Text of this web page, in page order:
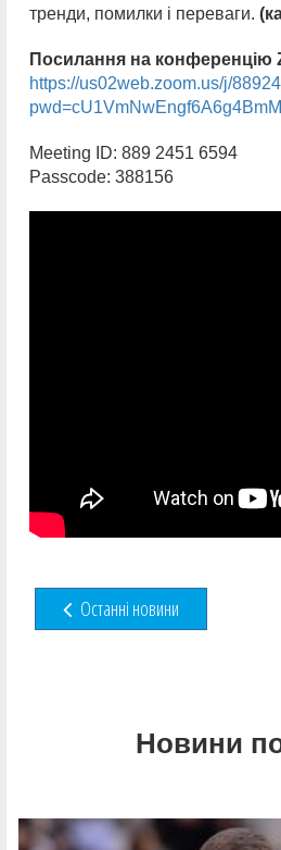
тренди, помилки і переваги.
Посилання на конференцію
https://us02web.zoom.us/j/
Meeting ID: 889 2451 6594
Passcode: 388156
Останні новини
Новини